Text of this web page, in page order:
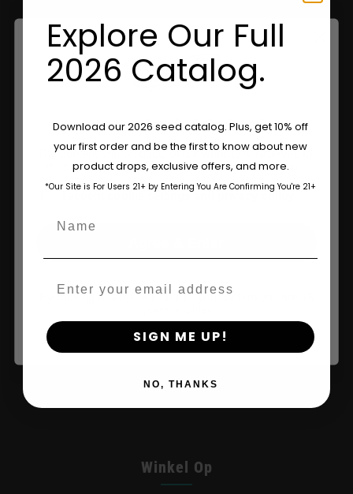
Winkel Op
Are You Aged 18 Or Over?
The content and products of our website is reserved for
those of legal age.Please see Terms & Conditions.
age_gapI accept cookie settings and privacy policy
By clicking AGREE & ENTER, you confirm you are 18
Explore Our Full
2026 Catalog.
Download our 2026 seed catalog. Plus, get 10% off
your first order and be the first to know about new
product drops, exclusive offers, and more.
*Our Site is For Users 21+ by Entering You Are Confirming You're 21+
SIGN ME UP!
NO, THANKS